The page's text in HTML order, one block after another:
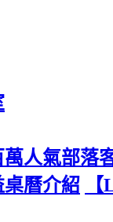
萬人氣部落
曆介紹